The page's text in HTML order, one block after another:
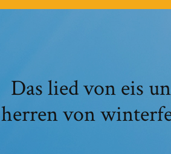
Das lied von eis
herren von